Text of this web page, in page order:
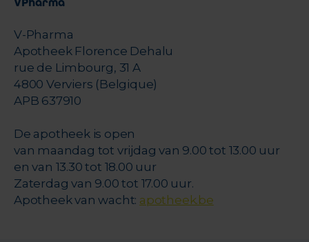
V-Pharma
Apotheek Florence Dehalu
rue de Limbourg, 31 A
4800 Verviers (Belgique)
APB 637910
De apotheek is open
van maandag tot vrijdag van 9.00 tot 13.00 uur
en van 13.30 tot 18.00 uur
Zaterdag van 9.00 tot 17.00 uur.
Apotheek van wacht: apotheek.be